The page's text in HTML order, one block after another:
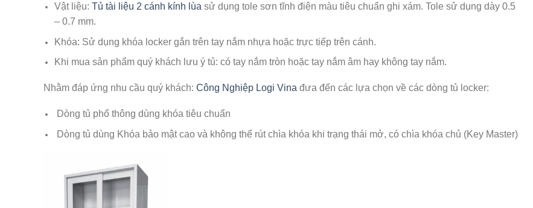
Vật liệu:Tủ tài liệu 2 cánh kính lùa sử dụng tole sơn tĩnh điện màu tiêu chuẩn ghi xám. Tole sử dụng dày 0.5
– 0.7 mm.
Khóa: Sử dụng khóa locker gắn trên tay nắm nhựa hoặc trực tiếp trên cánh.
Khi mua sản phẩm quý khách lưu ý tủ: có tay nắm tròn hoặc tay nắm âm hay không tay nắm.
Nhằm đáp ứng nhu cầu quý khách: Công Nghiệp Logi Vina đưa đến các lựa chọn về các dòng tủ locker:
Dòng tủ phổ thông dùng khóa tiêu chuẩn
Dòng tủ dùng Khóa bảo mật cao và không thể rút chìa khóa khi trạng thái mở, có chìa khóa chủ (Key Master)